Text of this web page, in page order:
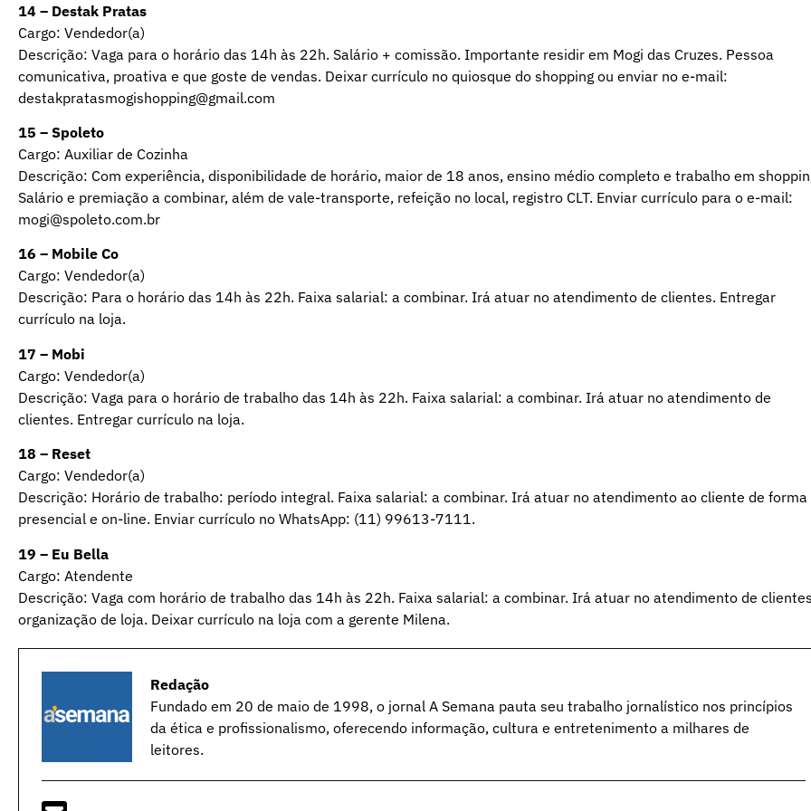
14 – Destak Pratas
Cargo: Vendedor(a)
Descrição: Vaga para o horário das 14h às 22h. Salário + comissão. Importante residir em Mogi das Cruzes. Pessoa
comunicativa, proativa e que goste de vendas. Deixar currículo no quiosque do shopping ou enviar no e-mail:
destakpratasmogishopping@gmail.com
15 – Spoleto
Cargo: Auxiliar de Cozinha
Descrição: Com experiência, disponibilidade de horário, maior de 18 anos, ensino médio completo e trabalho em
Salário e premiação a combinar, além de vale-transporte, refeição no local, registro CLT. Enviar currículo para o e-mail:
mogi@spoleto.com.br
16 – Mobile Co
Cargo: Vendedor(a)
Descrição: Para o horário das 14h às 22h. Faixa salarial: a combinar. Irá atuar no atendimento de clientes. Entregar
currículo na loja.
17 – Mobi
Cargo: Vendedor(a)
Descrição: Vaga para o horário de trabalho das 14h às 22h. Faixa salarial: a combinar. Irá atuar no atendimento de
clientes. Entregar currículo na loja.
18 – Reset
Cargo: Vendedor(a)
Descrição: Horário de trabalho: período integral. Faixa salarial: a combinar. Irá atuar no atendimento ao cliente de forma
presencial e on-line. Enviar currículo no WhatsApp: (11) 99613-7111.
19 – Eu Bella
Cargo: Atendente
Descrição: Vaga com horário de trabalho das 14h às 22h. Faixa salarial: a combinar. Irá atuar no atendimento de
organização de loja. Deixar currículo na loja com a gerente Milena.
Redação
Fundado em 20 de maio de 1998, o jornal A Semana pauta seu trabalho jornalístico nos princípios
da ética e profissionalismo, oferecendo informação, cultura e entretenimento a milhares de
leitores.